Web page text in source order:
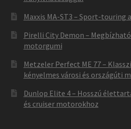
Maxxis MA-ST3 – Sport-touring
Pirelli City Demon –
motorgumi
Metzeler Perfect ME 77 –
kényelmes városi és országúti
Dunlop Elite 4 – Hosszú
és cruiser motorokhoz